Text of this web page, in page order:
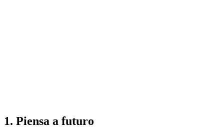
1. Piensa a futuro